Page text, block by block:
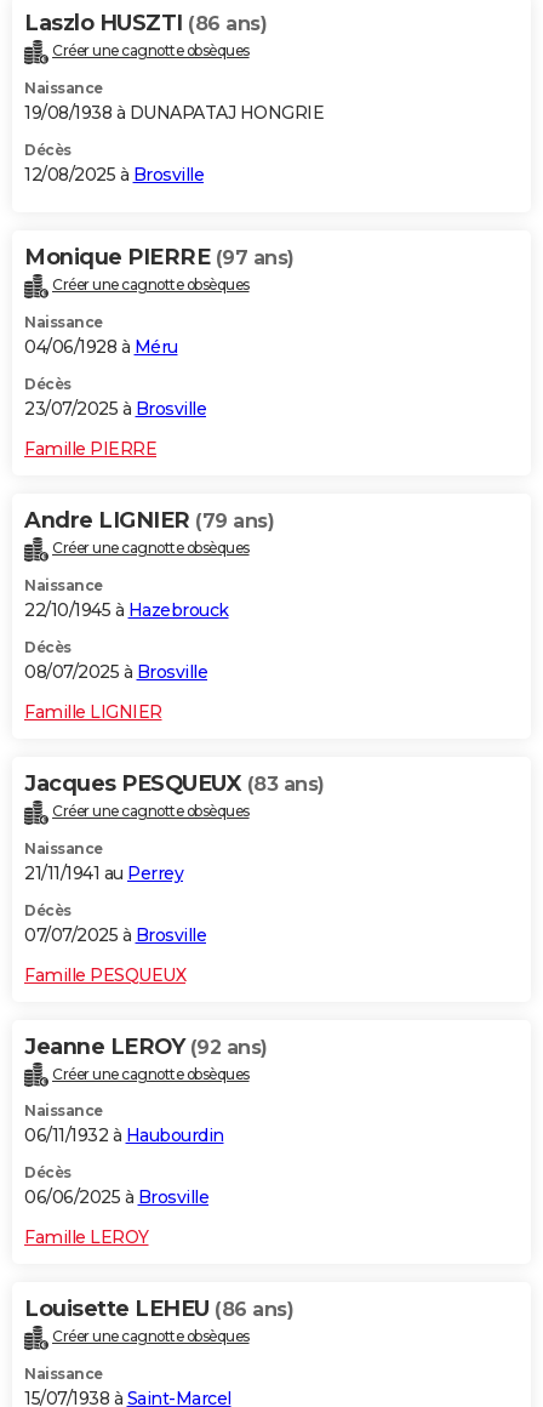
Laszlo HUSZTI (86 ans)
Créer une cagnotte obsèques
Naissance
19/08/1938 à DUNAPATAJ HONGRIE
Décès
12/08/2025 à Brosville
Monique PIERRE (97 ans)
Créer une cagnotte obsèques
Naissance
04/06/1928 à Méru
Décès
23/07/2025 à Brosville
Famille PIERRE
Andre LIGNIER (79 ans)
Créer une cagnotte obsèques
Naissance
22/10/1945 à Hazebrouck
Décès
08/07/2025 à Brosville
Famille LIGNIER
Jacques PESQUEUX (83 ans)
Créer une cagnotte obsèques
Naissance
21/11/1941 au Perrey
Décès
07/07/2025 à Brosville
Famille PESQUEUX
Jeanne LEROY (92 ans)
Créer une cagnotte obsèques
Naissance
06/11/1932 à Haubourdin
Décès
06/06/2025 à Brosville
Famille LEROY
Louisette LEHEU (86 ans)
Créer une cagnotte obsèques
Naissance
15/07/1938 à Saint-Marcel